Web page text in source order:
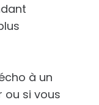
à un
ou si vous